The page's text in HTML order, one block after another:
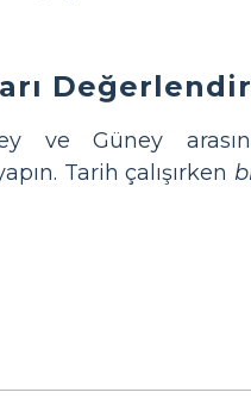
ve Güney
Tarih çalışırken